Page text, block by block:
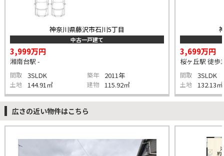
神奈川県藤沢市石川5丁目
中古一戸建て
3,999万円
湘南台駅 -
間取 3SLDK 築年 2011年
土地 144.91㎡ 建物 115.92㎡
3,699万円
桜ヶ丘駅 徒歩
間取 3SLDK
土地 132.13㎡
広さの近い物件はこちら